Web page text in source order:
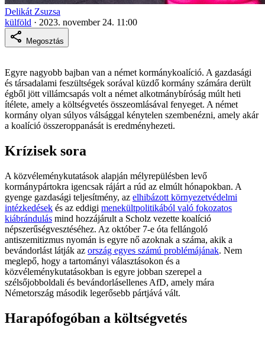
Delikát Zsuzsa
külföld · 2023. november 24. 11:00
Megosztás
Egyre nagyobb bajban van a német kormánykoalíció. A gazdasági
és társadalami feszültségek sorával küzdő kormány számára derült
égből jött villámcsapás volt a német alkotmánybíróság múlt heti
ítélete, amely a költségvetés összeomlásával fenyeget. A német
kormány olyan súlyos válsággal kénytelen szembenézni, amely akár
a koalíció összeroppanását is eredményhezeti.
Krízisek sora
A közvéleménykutatások alapján mélyrepülésben levő
kormánypártokra igencsak rájárt a rúd az elmúlt hónapokban. A
gyenge gazdasági teljesítmény, az elhibázott környezetvédelmi
intézkedések és az eddigi menekültpolitikából való fokozatos
kiábrándulás mind hozzájárult a Scholz vezette koalíció
népszerűségvesztéséhez. Az október 7-e óta fellángoló
antiszemitizmus nyomán is egyre nő azoknak a száma, akik a
bevándorlást látják az ország egyes számú problémájának. Nem
meglepő, hogy a tartományi választásokon és a
közvéleménykutatásokban is egyre jobban szerepel a
szélsőjobboldali és bevándorlásellenes AfD, amely mára
Németország második legerősebb pártjává vált.
Harapófogóban a költségvetés